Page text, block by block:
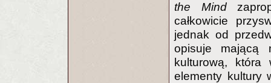
the Mind
całkowicie
jednak od
opisuje mającą
kulturową, która
elementy kultury